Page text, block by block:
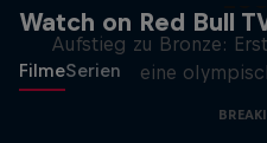
Watch on Red Bull
FilmeSerien
Aufstieg zu Bronze:
eine